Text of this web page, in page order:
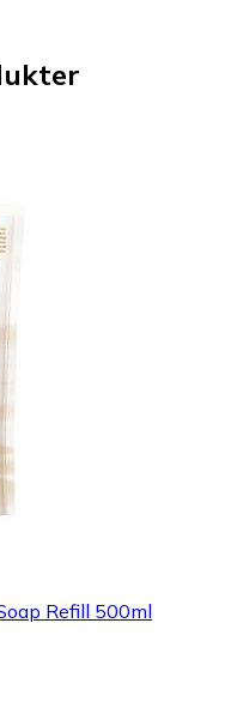
Refill 500ml